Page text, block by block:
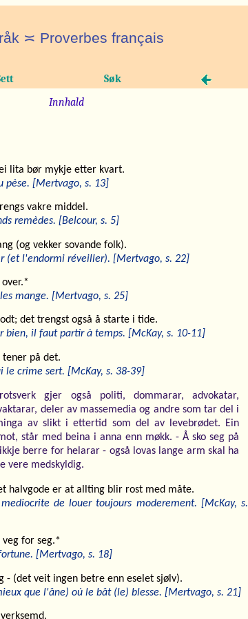
≍ Proverbes français
Søk
Innhald
lita bør mykje etter kvart.
pèse. [Mertvago, s. 13]
vakre middel.
remèdes. [Belcour, s. 5]
(og vekker sovande folk).
(et l'endormi réveiller). [Mertvago, s. 22]
mange. [Mertvago, s. 25]
det trengst også å starte i tide.
bien, il faut partir à temps. [McKay, s. 10-11]
tener på det.
le crime sert. [McKay, s. 38-39]
gjer også politi, dommarar, advokatar,
deler av massemedia og andre som tar del i
av slikt i ettertid som del av levebrødet. Ein
står med beina i anna enn møkk. - Å sko seg på
berre for helarar - også lovas lange arm skal ha
vere medskyldig.
halvgode er at allting blir rost med måte.
de louer toujours moderement. [McKay, s.
veg for seg.*
[Mertvago, s. 18]
- (det veit ingen betre enn eselet sjølv).
que l'âne) où le bât (le) blesse. [Mertvago, s. 21]